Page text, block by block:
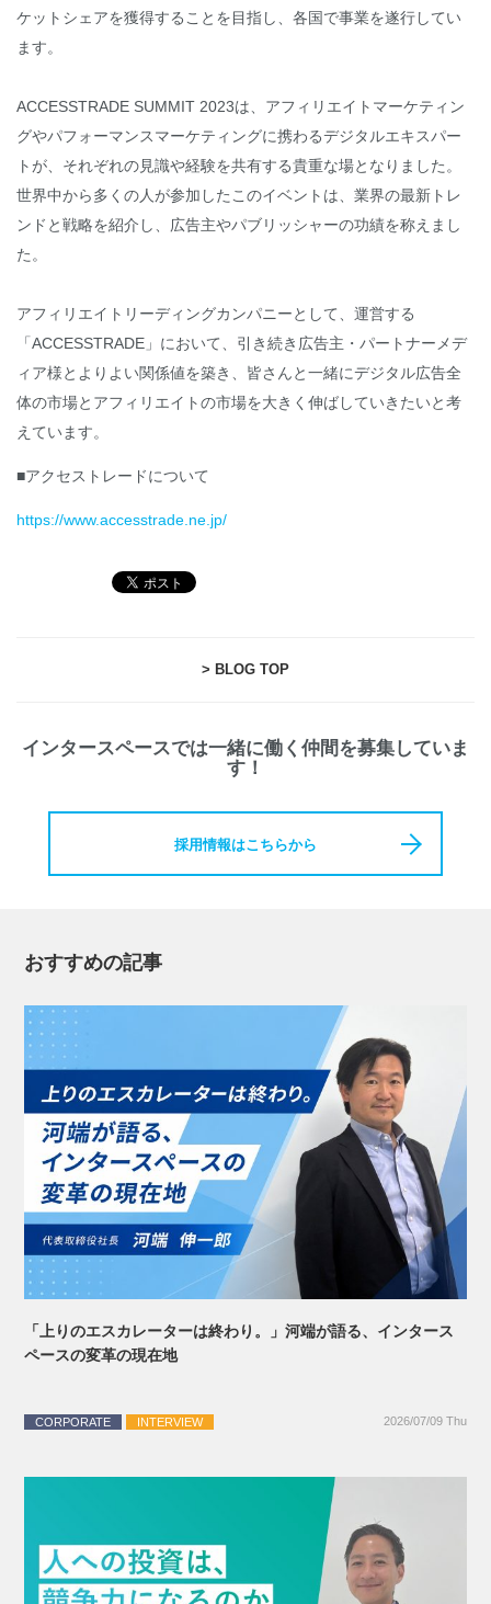
ケットシェアを獲得することを目指し、各国で事業を遂行してい
ます。
ACCESSTRADE SUMMIT 2023は、アフィリエイトマーケティン
グやパフォーマンスマーケティングに携わるデジタルエキスパー
トが、それぞれの見識や経験を共有する貴重な場となりました。
世界中から多くの人が参加したこのイベントは、業界の最新トレ
ンドと戦略を紹介し、広告主やパブリッシャーの功績を称えまし
た。
アフィリエイトリーディングカンパニーとして、運営する
「ACCESSTRADE」において、引き続き広告主・パートナーメデ
ィア様とよりよい関係値を築き、皆さんと一緒にデジタル広告全
体の市場とアフィリエイトの市場を大きく伸ばしていきたいと考
えています。
■アクセストレードについて
https://www.accesstrade.ne.jp/
> BLOG TOP
インタースペースでは一緒に働く仲間を募集していま
す！
採用情報はこちらから
おすすめの記事
「上りのエスカレーターは終わり。」河端が語る、インタース
ペースの変革の現在地
CORPORATE INTERVIEW 2026/07/09 Thu